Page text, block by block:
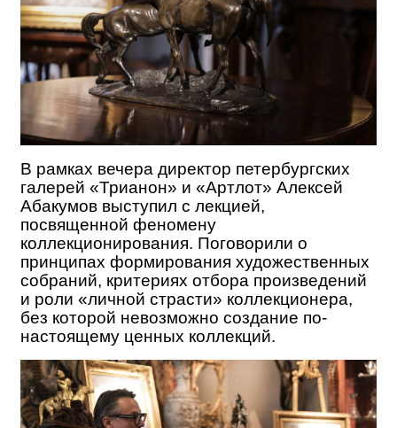
В рамках вечера директор петербургских
галерей «Трианон» и «Артлот» Алексей
Абакумов выступил с лекцией,
посвященной феномену
коллекционирования. Поговорили о
принципах формирования художественных
собраний, критериях отбора произведений
и роли «личной страсти» коллекционера,
без которой невозможно создание по-
настоящему ценных коллекций.